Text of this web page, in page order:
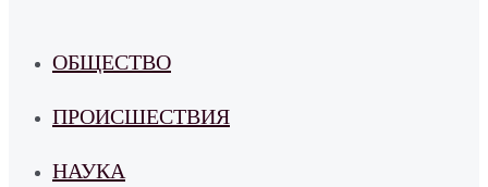
ОБЩЕСТВО
ПРОИСШЕСТВИЯ
НАУКА